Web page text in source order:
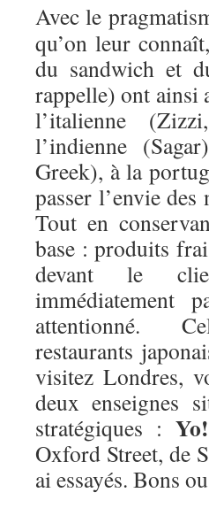
Avec le
qu’on leur
du sandwich et
rappelle) ont ainsi
l’italienne
l’indienne
Greek), à la
passer l’envie
Tout en
base : produits
devant le
immédiatement
attentionné.
restaurants
visitez Londres,
deux enseignes
stratégiques :
Oxford Street, de
ai essayés. Bons